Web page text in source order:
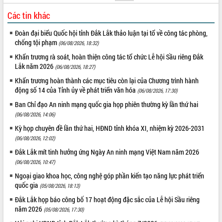
công tỉnh
Đắk Lắk: Tôn vinh 46 giải pháp tại Hội
thi Sáng tạo Kỹ thuật 2024 - 2025
Đắk Lắk rà soát, điều chỉnh Đề án 190
về phát triển nuôi trồng thủy sản
Trương Công Thái kiểm tra thực địa
Dự án cao tốc Khánh Hòa - Buôn Ma
Thuột
Định vị cà phê Việt Nam như một “di
sản sống” trong dòng chảy toàn cầu
Xây dựng nông thôn mới: Nâng cao đời
sống người dân từ những mô hình thiết
thực
Quyết liệt tháo gỡ vướng mắc, đẩy
nhanh tiến độ các dự án trọng điểm
trong Khu kinh tế Nam Phú Yên
Hòn Yến phát triển du lịch gắn với bảo
tồn biển
Các tin khác
Đoàn đại biểu Quốc hội tỉnh Đắk Lắk thảo luận tại tổ về công tác phòng,
chống tội phạm (06/08/2026, 18:32)
Khẩn trương rà soát, hoàn thiện công tác tổ chức Lễ hội Sầu riêng Đắk
Lắk năm 2026 (06/08/2026, 18:27)
Khẩn trương hoàn thành các mục tiêu còn lại của Chương trình hành
động số 14 của Tỉnh ủy về phát triển văn hóa (06/08/2026, 17:30)
Ban Chỉ đạo An ninh mạng quốc gia họp phiên thường kỳ lần thứ hai
(06/08/2026, 14:06)
Kỳ họp chuyên đề lần thứ hai, HĐND tỉnh khóa XI, nhiệm kỳ 2026-2031
(06/08/2026, 12:02)
Đắk Lắk mít tinh hưởng ứng Ngày An ninh mạng Việt Nam năm 2026
(06/08/2026, 10:47)
Ngoại giao khoa học, công nghệ góp phần kiến tạo năng lực phát triển
quốc gia (05/08/2026, 18:13)
Đắk Lắk họp báo công bố 17 hoạt động đặc sắc của Lễ hội Sầu riêng
năm 2026 (05/08/2026, 17:30)